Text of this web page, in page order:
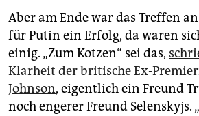
Aber am Ende war das Treffen
für Putin ein Erfolg, da waren
einig. „Zum Kotzen“ sei das,
Klarheit der britische Ex-
Johnson, eigentlich ein Freund
noch engerer Freund